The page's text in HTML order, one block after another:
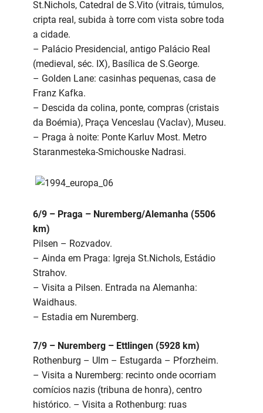
St.Nichols, Catedral de S.Vito (vitrais, túmulos,
cripta real, subida à torre com vista sobre toda
a cidade.
– Palácio Presidencial, antigo Palácio Real
(medieval, séc. IX), Basílica de S.George.
– Golden Lane: casinhas pequenas, casa de
Franz Kafka.
– Descida da colina, ponte, compras (cristais
da Boémia), Praça Venceslau (Vaclav), Museu.
– Praga à noite: Ponte Karluv Most. Metro
Staranmesteka-Smichouske Nadrasi.
6/9 – Praga – Nuremberg/Alemanha (5506
km)
Pilsen – Rozvadov.
– Ainda em Praga: Igreja St.Nichols, Estádio
Strahov.
– Visita a Pilsen. Entrada na Alemanha:
Waidhaus.
– Estadia em Nuremberg.
7/9 – Nuremberg – Ettlingen (5928 km)
Rothenburg – Ulm – Estugarda – Pforzheim.
– Visita a Nuremberg: recinto onde ocorriam
comícios nazis (tribuna de honra), centro
histórico. – Visita a Rothenburg: ruas